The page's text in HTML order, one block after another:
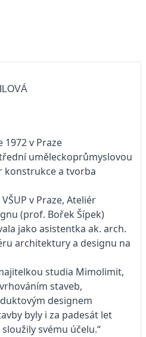
1972 v Praze
uměleckoprůmyslovou
konstrukce a tvorba
v Praze, Ateliér
(prof. Bořek Šípek)
jako asistentka ak. arch.
architektury a designu na
studia Mimolimit,
staveb,
designem
byly i za padesát let
svému účelu.“